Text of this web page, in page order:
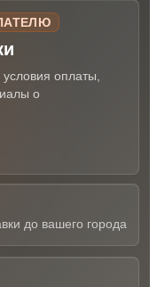
оплаты,
о
до вашего города